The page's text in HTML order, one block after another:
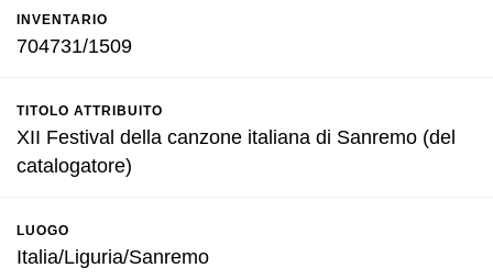
INVENTARIO
704731/1509
TITOLO ATTRIBUITO
XII Festival della canzone italiana di Sanremo (del
catalogatore)
LUOGO
Italia/Liguria/Sanremo